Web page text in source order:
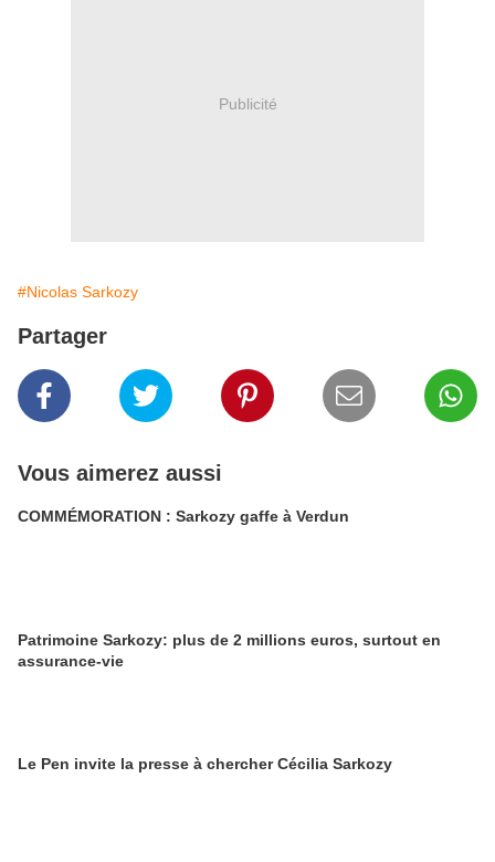
Publicité
#Nicolas Sarkozy
Partager
Vous aimerez aussi
COMMÉMORATION : Sarkozy gaffe à Verdun
Patrimoine Sarkozy: plus de 2 millions euros, surtout en
assurance-vie
Le Pen invite la presse à chercher Cécilia Sarkozy